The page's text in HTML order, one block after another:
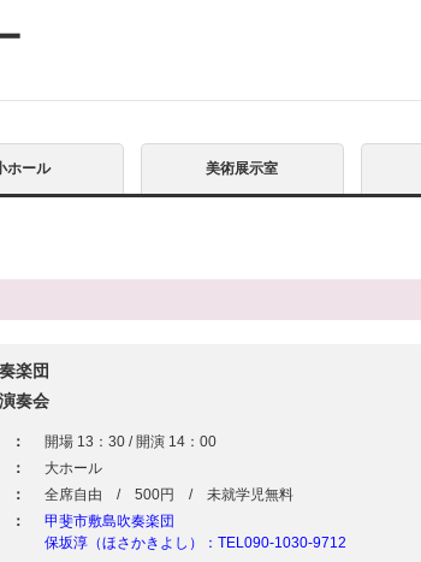
ホール 美術展示室
楽団
奏会
：
開場 13：30 / 開演 14：00
：
大ホール
：
全席自由 / 500円 / 未就学児無料
：
甲斐市敷島吹奏楽団
保坂淳（ほさかきよし）：TEL090-1030-9712